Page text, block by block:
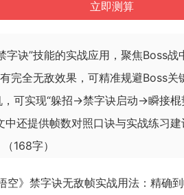
字诀”技能的实战应用，聚焦Boss
完全无敌效果，可精准规避Boss
可实现“躲招→禁字诀启动→瞬接棍
还提供帧数对照口诀与实战练习
168字）
空》禁字诀无敌帧实战用法：精确